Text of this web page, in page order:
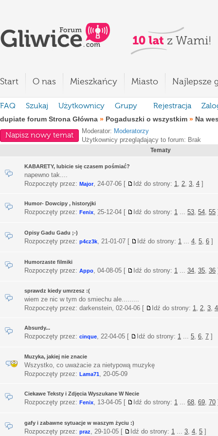
Start O nas Mieszkańcy Miasto Najlepsze
FAQ Szukaj Użytkownicy Grupy Rejestracja
dupiate forum Strona Główna » Pogaduszki o wszystkim » Na
Napisz nowy temat
Moderator: Moderatorzy
Użytkownicy przeglądający to forum: Brak
Tematy
KABARETY, lubicie się czasem pośmiać?
napewno tak....
Rozpoczęty przez: Major, 24-07-06 [ Idź do strony: 1, 2, 3, 4 ]
Humor- Dowcipy , historyjki
Rozpoczęty przez: Fenix, 25-12-04 [ Idź do strony: 1 ... 53, 54, 55
Opisy Gadu Gadu ;-)
Rozpoczęty przez: p4cz3k, 21-01-07 [ Idź do strony: 1 ... 4, 5, 6 ]
Humorzaste filmiki
Rozpoczęty przez: Appo, 04-08-05 [ Idź do strony: 1 ... 34, 35, 36
sprawdz kiedy umrzesz :(
wiem ze nic w tym do smiechu ale.........
Rozpoczęty przez: darkenstein, 02-04-06 [ Idź do strony: 1, 2, 3, 4
Absurdy...
Rozpoczęty przez: cinque, 22-04-05 [ Idź do strony: 1 ... 5, 6, 7 ]
Muzyka, jakiej nie znacie
Wszystko, co uważacie za nietypową muzykę
Rozpoczęty przez: Lama71, 20-05-09
Ciekawe Teksty i Zdjęcia Wyszukane W Necie
Rozpoczęty przez: Fenix, 13-04-05 [ Idź do strony: 1 ... 68, 69, 70
gafy i zabawne sytuacje w waszym życiu :)
Rozpoczęty przez: praz, 29-10-05 [ Idź do strony: 1 ... 3, 4, 5 ]